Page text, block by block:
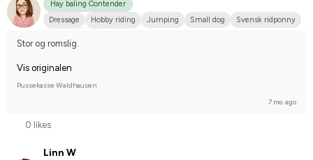
Hay baling Contender
Dressage
Hobby riding Jumping Small dog
Svensk ridponny
Stor og romslig.
Vis originalen
Pussekasse Waldhausen
7 mo. ago
0 likes
Linn W